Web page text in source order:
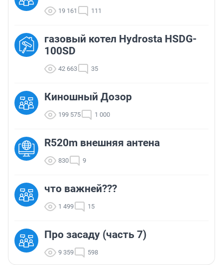
19 161 111
газовый котел Hydrosta HSDG-
100SD
42 663 35
Киношный Дозор
199 575 1 000
R520m внешняя антена
830 9
что важней???
1 499 15
Про засаду (часть 7)
9 359 598